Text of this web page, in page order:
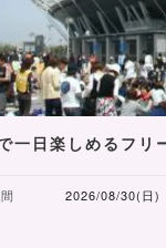
一日楽しめるフリ
2026/08/30(日)